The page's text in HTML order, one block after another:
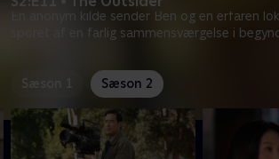
En anonym kilde sender Ben og en erfaren
sporet af en farlig sammensværgelse i
Sæson 1 Sæson 2